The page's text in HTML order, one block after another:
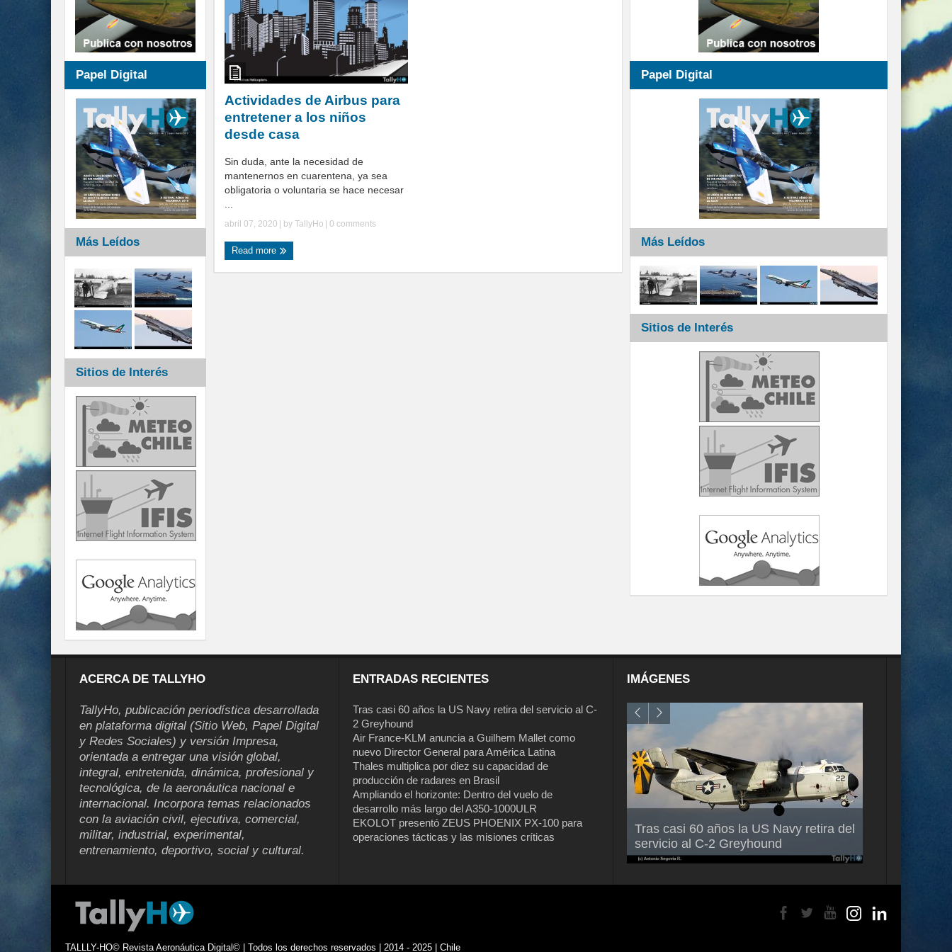
Actividades de Airbus para
entretener a los niños
desde casa
Sin duda, ante la necesidad de
mantenernos en cuarentena, ya sea
obligatoria o voluntaria se hace necesar
...
abril 07, 2020 | by TallyHo 0 comments
Read more
Papel Digital
Más Leídos
Sitios de Interés
Papel Digital
Más Leídos
Sitios de Interés
ACERCA DE TALLYHO
TallyHo, publicación periodística desarrollada
en plataforma digital (Sitio Web, Papel Digital
y Redes Sociales) y versión Impresa,
orientada a entregar una visión global,
integral, entretenida, dinámica, profesional y
tecnológica, de la aeronáutica nacional e
internacional. Incorpora temas relacionados
con la aviación civil, ejecutiva, comercial,
militar, industrial, experimental,
entrenamiento, deportivo, social y cultural.
ENTRADAS RECIENTES
Tras casi 60 años la US Navy retira del servicio al C-
2 Greyhound
Air France-KLM anuncia a Guilhem Mallet como
nuevo Director General para América Latina
Thales multiplica por diez su capacidad de
producción de radares en Brasil
Ampliando el horizonte: Dentro del vuelo de
desarrollo más largo del A350-1000ULR
EKOLOT presentó ZEUS PHOENIX PX-100 para
operaciones tácticas y las misiones críticas
IMÁGENES
Tras casi 60 años la US Navy retira del
servicio al C-2 Greyhound
Air France-KLM anuncia a Guilhem
Mallet como nuevo Director General
para América Latina
TALLLY-HO© Revista Aeronáutica Digital© | Todos los derechos reservados | 2014 - 2025 | Chile